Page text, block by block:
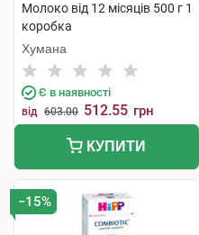
Молоко від 12 місяців 500 г 1
коробка
Хумана
Є в наявності
від 603.00 512.55 грн
КУПИТИ
−15%